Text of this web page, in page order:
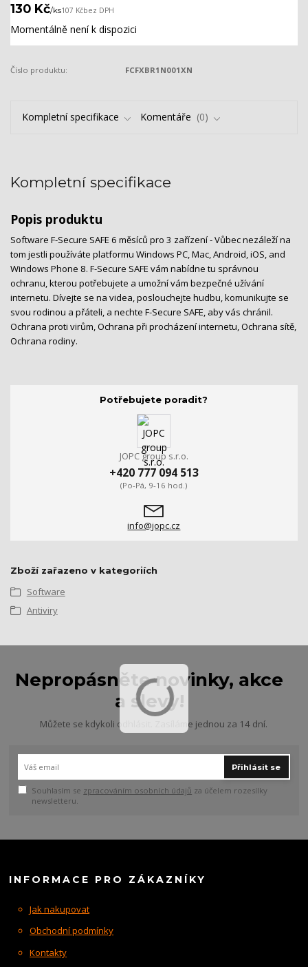
130 Kč/ks107 Kčbez DPH
Momentálně není k dispozici
Číslo produktu: FCFXBR1N001XN
Kompletní specifikace Komentáře 0
Kompletní specifikace
Popis produktu
Software F-Secure SAFE 6 měsíců pro 3 zařízení - Vůbec nezáleží na
tom jestli používáte platformu Windows PC, Mac, Android, iOS, and
Windows Phone 8. F-Secure SAFE vám nabídne tu správnou
ochranu, kterou potřebujete a umožní vám bezpečné užívání
internetu. Dívejte se na videa, poslouchejte hudbu, komunikujte se
svou rodinou a přáteli, a nechte F-Secure SAFE, aby vás chránil.
Ochrana proti virům, Ochrana při procházení internetu, Ochrana sítě,
Ochrana rodiny.
Potřebujete poradit?
JOPC group s.r.o.
+420 777 094 513
(Po-Pá, 9-16 hod.)
info@jopc.cz
Zboží zařazeno v kategoriích
Software
Antiviry
Nepropásněte novinky, akce
a slevy!
Můžete se kdykoli odhlásit. Zasíláme jednou za 14 dní.
Přihlásit se
Souhlasím se zpracováním osobních údajů za účelem rozesílky
newsletteru.
INFORMACE PRO ZÁKAZNÍKY
Jak nakupovat
Obchodní podmínky
Kontakty